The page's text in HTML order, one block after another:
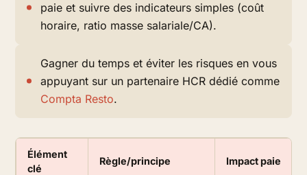
paie et suivre des indicateurs simples (coût
horaire, ratio masse salariale/CA).
Gagner du temps et éviter les risques en vous
appuyant sur un partenaire HCR dédié comme
Compta Resto.
Élément
clé
Règle/principe Impact paie